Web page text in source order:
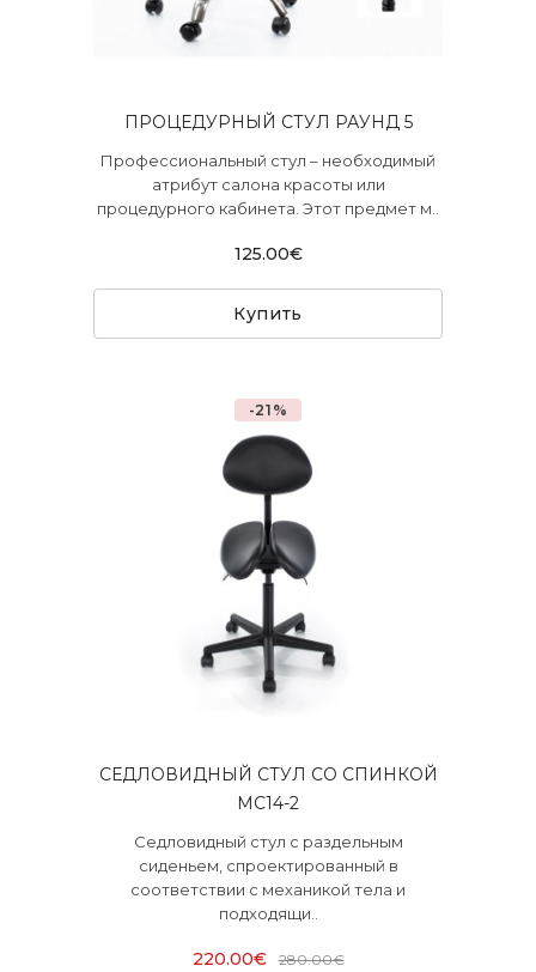
ПРОЦЕДУРНЫЙ СТУЛ РАУНД 5
Профессиональный стул – необходимый
атрибут салона красоты или
процедурного кабинета. Этот предмет м..
125.00€
Купить
-21%
СЕДЛОВИДНЫЙ СТУЛ СО СПИНКОЙ
МС14-2
Седловидный стул с раздельным
сиденьем, спроектированный в
соответствии с механикой тела и
подходящи..
220.00€ 280.00€